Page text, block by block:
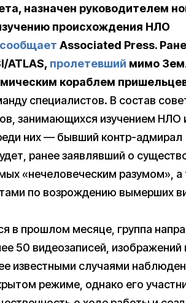
назначен руководителем
происхождения НЛО
сообщает Associated Press.
ATLAS, пролетевший мимо
кораблем
специалистов. В состав
занимающихся изучением НЛО
них — бывший контр-адмирал
ранее заявлявший о
«нечеловеческим разумом», а
по возрождению вымерших
в прошлом месяце, группа
50 видеозаписей, изображений
известными случаями
режиме, однако его